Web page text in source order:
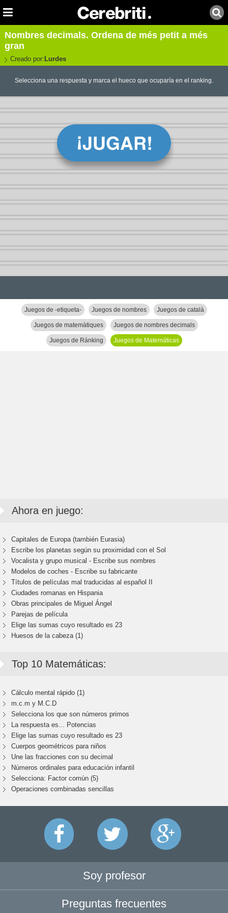
Nombres decimals. Ordena de més petit a més
gran
Creado por: Lurdes
Selecciona una respuesta y marca el hueco que ocuparía en el ranking.
Juegos de -etiqueta- Juegos de nombres Juegos de català
Juegos de matemàtiques Juegos de nombres decimals
Juegos de Ránking Juegos de Matemáticas
Ahora en juego:
Capitales de Europa (también Eurasia)
Escribe los planetas según su proximidad con el Sol
Vocalista y grupo musical - Escribe sus nombres
Modelos de coches - Escribe su fabricante
Títulos de películas mal traducidas al español II
Ciudades romanas en Hispania
Obras principales de Miguel Ángel
Parejas de película
Elige las sumas cuyo resultado es 23
Huesos de la cabeza (1)
Top 10 Matemáticas:
Cálculo mental rápido (1)
m.c.m y M.C.D
Selecciona los que son números primos
La respuesta es... Potencias
Elige las sumas cuyo resultado es 23
Cuerpos geométricos para niños
Une las fracciones con su decimal
Números ordinales para educación infantil
Selecciona: Factor común (5)
Operaciones combinadas sencillas
Soy profesor
Preguntas frecuentes